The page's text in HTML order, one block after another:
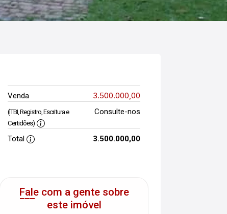
Venda 3.500.000,00
(ITBI, Registro, Escritura e
Certidões)
Consulte-nos
Total 3.500.000,00
Fale com a gente sobre
este imóvel